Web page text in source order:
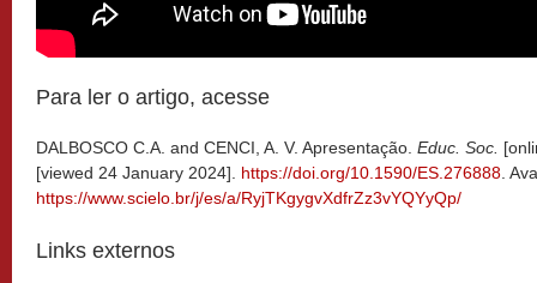
Para ler o artigo, acesse
DALBOSCO C.A. and CENCI, A. V. Apresentação. Educ. Soc.
[viewed 24 January 2024]. https://doi.org/10.1590/ES.276888 .
https://www.scielo.br/j/es/a/RyjTKgygvXdfrZz3vYQYyQp/
Links externos